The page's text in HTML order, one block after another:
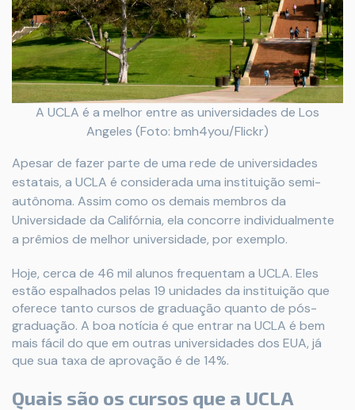
A UCLA é a melhor entre as universidades de Los
Angeles (Foto: bmh4you/Flickr)
Apesar de fazer parte de uma rede de universidades
estatais, a UCLA é considerada uma instituição semi-
autônoma. Assim como os demais membros da
Universidade da Califórnia, ela concorre individualmente
a prêmios de melhor universidade, por exemplo.
Hoje, cerca de 46 mil alunos frequentam a UCLA. Eles
estão espalhados pelas 19 unidades da instituição que
oferece tanto cursos de graduação quanto de pós-
graduação. A boa notícia é que entrar na UCLA é bem
mais fácil do que em outras universidades dos EUA, já
que sua taxa de aprovação é de 14%.
Quais são os cursos que a UCLA